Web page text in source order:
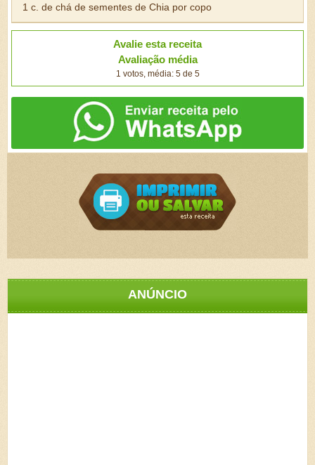
1 c. de chá de sementes de Chia por copo
Avalie esta receita
Avaliação média
1 votos, média: 5 de 5
ANÚNCIO